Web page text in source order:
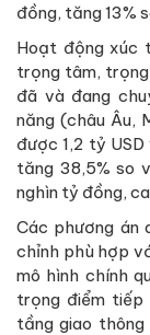
đồng, tăng 13%
Hoạt động xúc
trọng tâm,
đã và đang
năng (châu Âu,
được 1,2 tỷ
tăng 38,5% so
nghìn tỷ đồng,
Các phương án
chỉnh phù hợp
mô hình chính
trọng điểm
tầng giao